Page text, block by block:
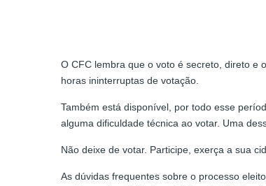
O CFC lembra que o voto é secreto, direto e
horas ininterruptas de votação.
Também está disponível, por todo esse
alguma dificuldade técnica ao votar. Uma
Não deixe de votar. Participe, exerça a sua
As dúvidas frequentes sobre o processo